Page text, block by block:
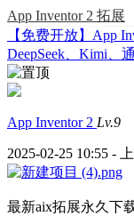
App Inventor 2 拓展
【免费开放】App
DeepSeek、Kimi、
App Inventor 2 Lv.9
2025-02-25 10:55 -
最新aix拓展永久下